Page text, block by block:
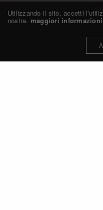
Utilizzando il sito, accetti
nostra. maggiori informazioni